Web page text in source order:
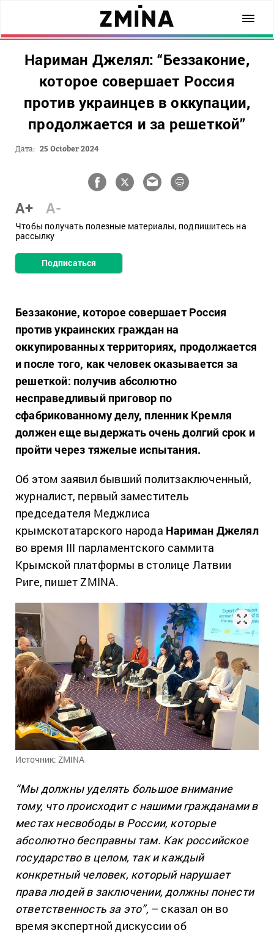
Нариман Джелял: “Беззаконие,
которое совершает Россия
против украинцев в оккупации,
продолжается и за решеткой”
Дата: 25 October 2024
A+ A-
Чтобы получать полезные материалы, подпишитесь на
рассылку
Подписаться
Беззаконие, которое совершает Россия
против украинских граждан на
оккупированных территориях, продолжается
и после того, как человек оказывается за
решеткой: получив абсолютно
несправедливый приговор по
сфабрикованному делу, пленник Кремля
должен еще выдержать очень долгий срок и
пройти через тяжелые испытания.
Об этом заявил бывший политзаключенный,
журналист, первый заместитель
председателя Меджлиса
крымскотатарского народа Нариман Джелял
во время III парламентского саммита
Крымской платформы в столице Латвии
Риге, пишет ZMINA.
Источник: ZMINA
“Мы должны уделять большое внимание
тому, что происходит с нашими гражданами в
местах несвободы в России, которые
абсолютно бесправны там. Как российское
государство в целом, так и каждый
конкретный человек, который нарушает
права людей в заключении, должны понести
ответственность за это”,– сказал он во
время экспертной дискуссии об